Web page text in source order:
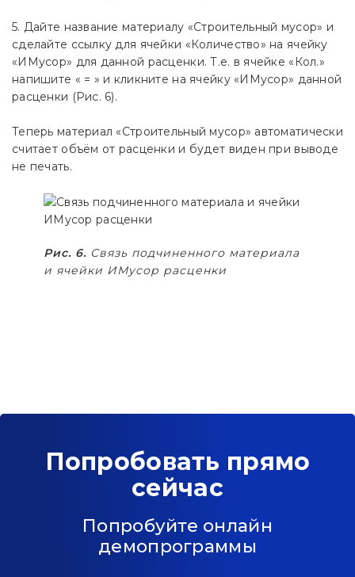
5. Дайте название материалу «Строительный мусор» и
сделайте ссылку для ячейки «Количество» на ячейку
«ИМусор» для данной расценки. Т.е. в ячейке «Кол.»
напишите « = » и кликните на ячейку «ИМусор» данной
расценки (Рис. 6).
Теперь материал «Строительный мусор» автоматически
считает объём от расценки и будет виден при выводе
не печать.
Рис. 6. Связь подчиненного материала
и ячейки ИМусор расценки
Попробовать прямо
сейчас
Попробуйте онлайн
демопрограммы